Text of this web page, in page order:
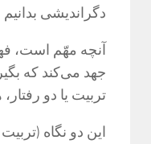
دگراندیشی بدانیم
آنچه مهّم است،
جهد می‌کند که
تربیت یا دو
این دو نگاه